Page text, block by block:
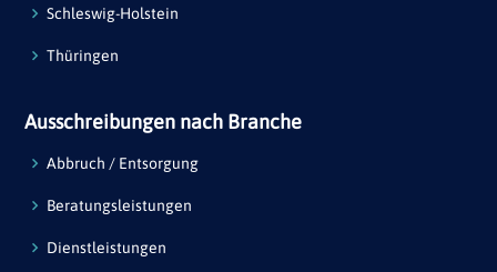
Schleswig-Holstein
Thüringen
Ausschreibungen nach Branche
Abbruch / Entsorgung
Beratungsleistungen
Dienstleistungen